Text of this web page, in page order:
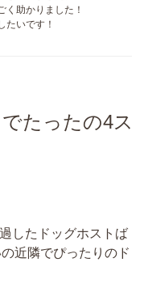
く助かりました！
たいです！
たったの4ス
したドッグホストば
近隣でぴったりのド